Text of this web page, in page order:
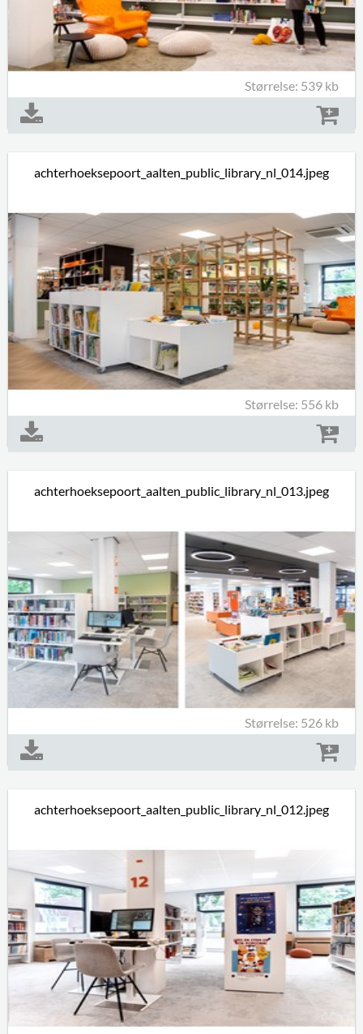
Størrelse: 539 kb
achterhoeksepoort_aalten_public_library_nl_014.jpeg
Størrelse: 556 kb
achterhoeksepoort_aalten_public_library_nl_013.jpeg
Størrelse: 526 kb
achterhoeksepoort_aalten_public_library_nl_012.jpeg